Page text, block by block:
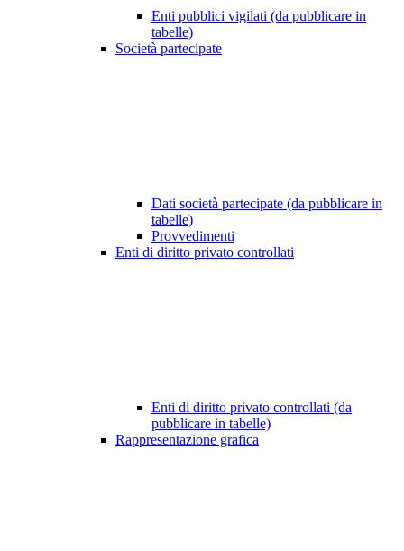
Enti pubblici vigilati (da pubblicare in
tabelle)
Società partecipate
Dati società partecipate (da pubblicare in
tabelle)
Provvedimenti
Enti di diritto privato controllati
Enti di diritto privato controllati (da
pubblicare in tabelle)
Rappresentazione grafica